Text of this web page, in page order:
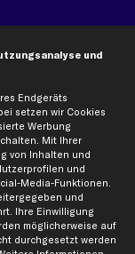
und
Endgeräts
setzen wir Cookies
Werbung
Mit Ihrer
von Inhalten und
und
Media-Funktionen.
und
Ihre Einwilligung
möglicherweise auf
durchgesetzt werden